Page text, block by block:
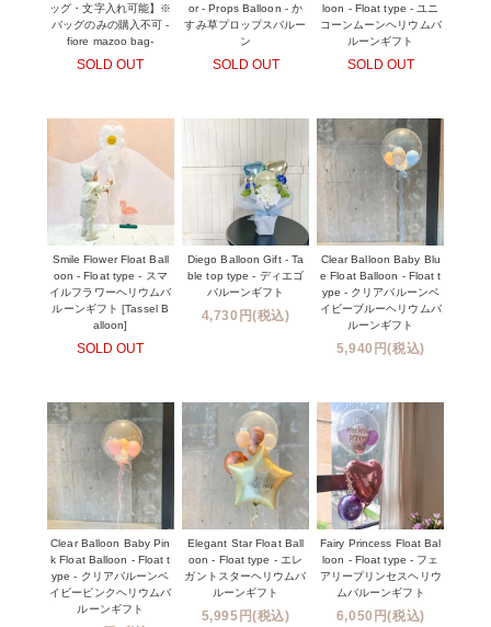
ッグ・文字入れ可能】※
バッグのみの購入不可 -
fiore mazoo bag-
SOLD OUT
or - Props Balloon - か
すみ草プロップスバルー
ン
SOLD OUT
loon - Float type - ユニ
コーンムーンヘリウムバ
ルーンギフト
SOLD OUT
Smile Flower Float Ball
oon - Float type - スマ
イルフラワーヘリウムバ
ルーンギフト [Tassel B
alloon]
SOLD OUT
Diego Balloon Gift - Ta
ble top type - ディエゴ
バルーンギフト
4,730円(税込)
Clear Balloon Baby Blu
e Float Balloon - Float t
ype - クリアバルーンベ
イビーブルーヘリウムバ
ルーンギフト
5,940円(税込)
Clear Balloon Baby Pin
k Float Balloon - Float t
ype - クリアバルーンベ
イビーピンクヘリウムバ
ルーンギフト
Elegant Star Float Ball
oon - Float type - エレ
ガントスターヘリウムバ
ルーンギフト
5,995円(税込)
Fairy Princess Float Bal
loon - Float type - フェ
アリープリンセスヘリウ
ムバルーンギフト
6,050円(税込)